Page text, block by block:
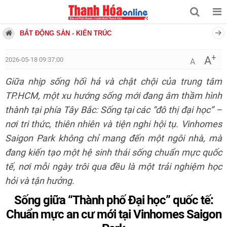
BẤT ĐỘNG SẢN - KIẾN TRÚC
2026-05-18 09:37:00 A A+
Giữa nhịp sống hối hả và chật chội của trung tâm
TP.HCM, một xu hướng sống mới đang âm thầm hình
thành tại phía Tây Bắc: Sống tại các “đô thị đại học” –
nơi tri thức, thiên nhiên và tiện nghi hội tụ. Vinhomes
Saigon Park không chỉ mang đến một ngôi nhà, mà
đang kiến tạo một hệ sinh thái sống chuẩn mực quốc
tế, nơi mỗi ngày trôi qua đều là một trải nghiệm học
hỏi và tận hưởng.
Sống giữa “Thành phố Đại học” quốc tế:
Chuẩn mực an cư mới tại Vinhomes Saigon